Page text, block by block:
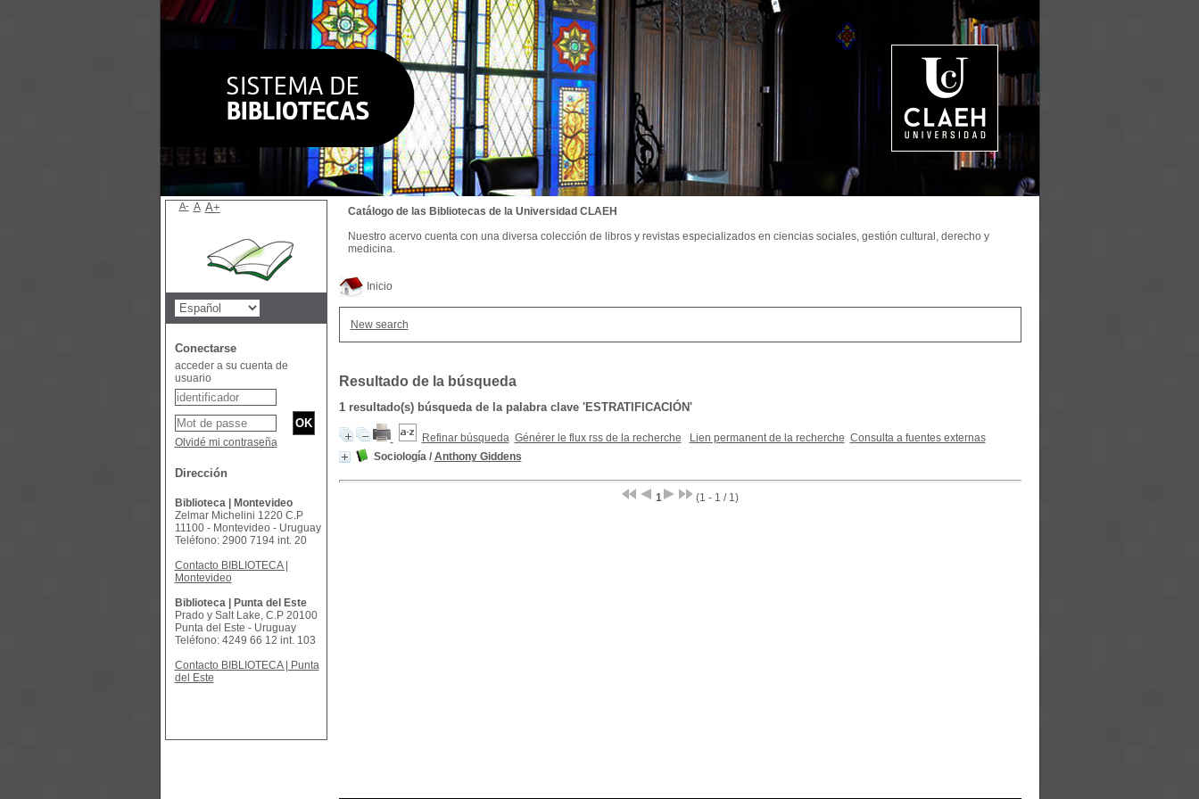
Inicio
New search
Resultado de la búsqueda
1 resultado(s) búsqueda de la palabra clave 'ESTRATIFICACIÓN'
Refinar búsqueda Générer le flux rss de la recherche Lien permanent de la recherche Consulta a fuentes externas
Sociología/ Anthony Giddens
1 (1 - 1 / 1)
Catálogo de las Bibliotecas de la Universidad CLAEH
Nuestro acervo cuenta con una diversa colección de libros y revistas especializados en ciencias sociales, gestión cultural, derecho y
medicina.
A- A A+
Conectarse
acceder a su cuenta de
usuario
Olvidé mi contraseña
Dirección
Biblioteca | Montevideo
Zelmar Michelini 1220 C.P
11100 - Montevideo - Uruguay
Teléfono: 2900 7194 int. 20
Contacto BIBLIOTECA |
Montevideo
Biblioteca | Punta del Este
Prado y Salt Lake, C.P 20100
Punta del Este - Uruguay
Teléfono: 4249 66 12 int. 103
Contacto BIBLIOTECA | Punta
del Este